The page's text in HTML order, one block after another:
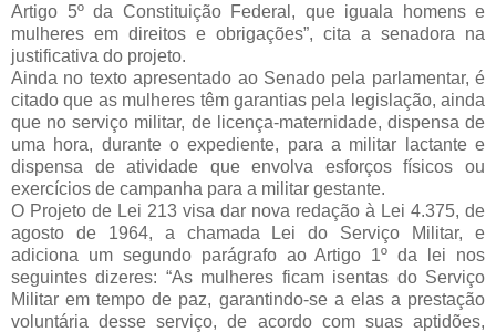
Artigo 5º da Constituição Federal, que iguala homens e
mulheres em direitos e obrigações”, cita a senadora na
justificativa do projeto.
Ainda no texto apresentado ao Senado pela parlamentar, é
citado que as mulheres têm garantias pela legislação, ainda
que no serviço militar, de licença-maternidade, dispensa de
uma hora, durante o expediente, para a militar lactante e
dispensa de atividade que envolva esforços físicos ou
exercícios de campanha para a militar gestante.
O Projeto de Lei 213 visa dar nova redação à Lei 4.375, de
agosto de 1964, a chamada Lei do Serviço Militar, e
adiciona um segundo parágrafo ao Artigo 1º da lei nos
seguintes dizeres: “As mulheres ficam isentas do Serviço
Militar em tempo de paz, garantindo-se a elas a prestação
voluntária desse serviço, de acordo com suas aptidões,